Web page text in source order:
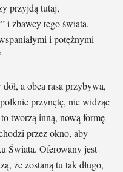
przyjdą tutaj,
i zbawcy tego świata.
i potężnymi
a obca rasa przybywa,
przynętę, nie widząc
tworzą inną, nową formę
przez okno, aby
Świata. Oferowany jest
że zostaną tu tak długo,